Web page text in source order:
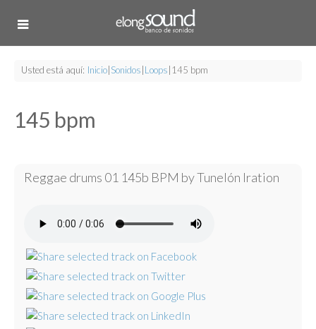
Usted está aquí: Inicio Sonidos Loops 145 bpm
145 bpm
Reggae drums 01 145b BPM by Tunelón Iration